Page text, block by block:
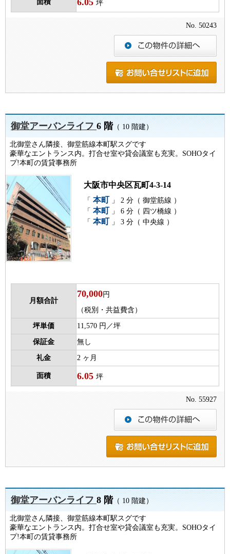
面積 坪
No. 50243
御堂アーバンライフ6 階（ 10 階建）
北御堂さん隣接、御堂筋線本町駅スグです
豪華なエントランス内。打合せ室や貸会議室も充実。SOHOタイ
プ!本町の賃貸事務所
大阪市中央区瓦町4-3-14
「 本町 」 2 分（ 御堂筋線 ）
「 本町 」 6 分（ 四ツ橋線 ）
「 本町 」 3 分（ 中央線 ）
月額合計
70,000円
（税別・共益費含）
坪単価 11,570 円／坪
保証金 無し
礼金 2 ヶ月
面積 6.05 坪
No. 55927
御堂アーバンライフ8 階（ 10 階建）
北御堂さん隣接、御堂筋線本町駅スグです
豪華なエントランス内。打合せ室や貸会議室も充実。SOHOタイ
プ!本町の賃貸事務所